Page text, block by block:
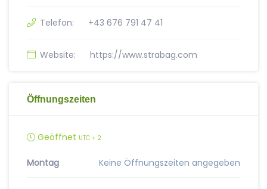
Telefon: +43 676 791 47 41
Website: https://www.strabag.com
Öffnungszeiten
Geöffnet UTC + 2
Montag Keine Öffnungszeiten angegeben